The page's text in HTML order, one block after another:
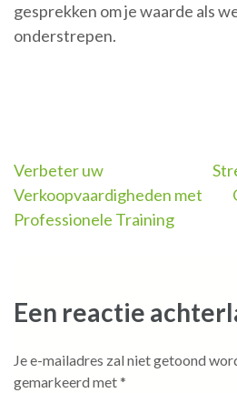
gesprekken om je waarde als
onderstrepen.
Berichtnavigatie
Verbeter uw
Verkoopvaardigheden met
Professionele Training
Een reactie
Je e-mailadres zal niet getoond
gemarkeerd met*